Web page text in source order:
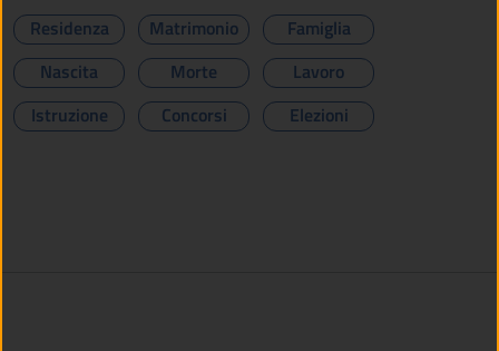
Residenza
Matrimonio
Famiglia
Nascita
Morte
Lavoro
Istruzione
Concorsi Elezioni